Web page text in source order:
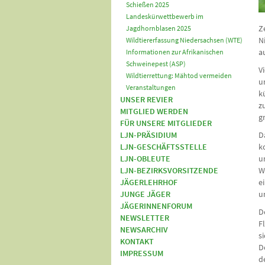
Schießen 2025
Landeskürwettbewerb im
Jagdhornblasen 2025
Wildtiererfassung Niedersachsen (WTE)
Informationen zur Afrikanischen
Schweinepest (ASP)
Wildtierrettung: Mähtod vermeiden
Veranstaltungen
UNSER REVIER
MITGLIED WERDEN
FÜR UNSERE MITGLIEDER
LJN-PRÄSIDIUM
LJN-GESCHÄFTSSTELLE
LJN-OBLEUTE
LJN-BEZIRKSVORSITZENDE
JÄGERLEHRHOF
JUNGE JÄGER
JÄGERINNENFORUM
NEWSLETTER
NEWSARCHIV
KONTAKT
IMPRESSUM